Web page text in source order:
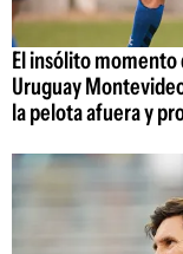
El insólito
Uruguay
la pelota afuera y